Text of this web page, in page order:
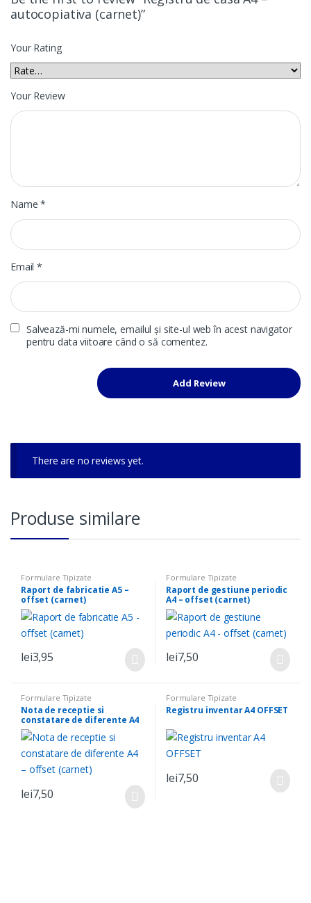
autocopiativa (carnet)”
Your Rating
Your Review
Name*
Email*
Salvează-mi numele, emailul și site-ul web în acest navigator
pentru data viitoare când o să comentez.
There are no reviews yet.
Produse similare
Formulare Tipizate
Raport de fabricatie A5 –
offset (carnet)
lei3,95
Formulare Tipizate
Raport de gestiune periodic
A4 – offset (carnet)
lei7,50
Formulare Tipizate
Nota de receptie si
constatare de diferente A4
– offset (carnet)
lei7,50
Formulare Tipizate
Registru inventar A4 OFFSET
lei7,50